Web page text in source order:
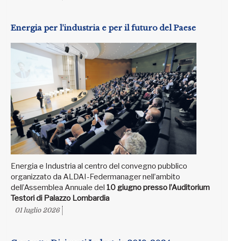
Energia per l’industria e per il futuro del Paese
Energia e Industria al centro del convegno pubblico
organizzato da ALDAI-Federmanager nell’ambito
dell’Assemblea Annuale del 10 giugno presso l’Auditorium
Testori di Palazzo Lombardia
01 luglio 2026